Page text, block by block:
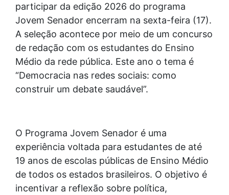
participar da edição 2026 do programa
Jovem Senador encerram na sexta-feira (17).
A seleção acontece por meio de um concurso
de redação com os estudantes do Ensino
Médio da rede pública. Este ano o tema é
“Democracia nas redes sociais: como
construir um debate saudável”.
O Programa Jovem Senador é uma
experiência voltada para estudantes de até
19 anos de escolas públicas de Ensino Médio
de todos os estados brasileiros. O objetivo é
incentivar a reflexão sobre política,